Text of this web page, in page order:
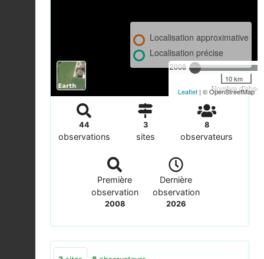
2008
Nombre
Localisation approximative
Localisation précise
10 km
Leaflet | © OpenStreetMap
44
observations
3
sites
8
observateurs
Première
observation
2008
Dernière
observation
2026